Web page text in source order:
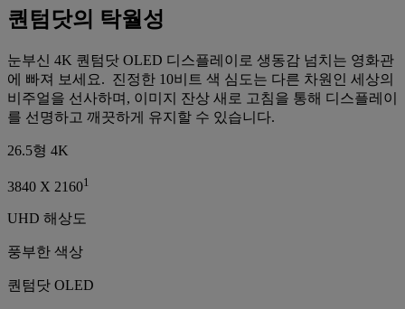
퀀텀닷의 탁월성
눈부신 4K 퀀텀닷 OLED 디스플레이로 생동감 넘치는 영화관
에 빠져 보세요. 진정한 10비트 색 심도는 다른 차원인 세상의
비주얼을 선사하며, 이미지 잔상 새로 고침을 통해 디스플레이
를 선명하고 깨끗하게 유지할 수 있습니다.
26.5형 4K
3840 X 21601
UHD 해상도
풍부한 색상
퀀텀닷 OLED